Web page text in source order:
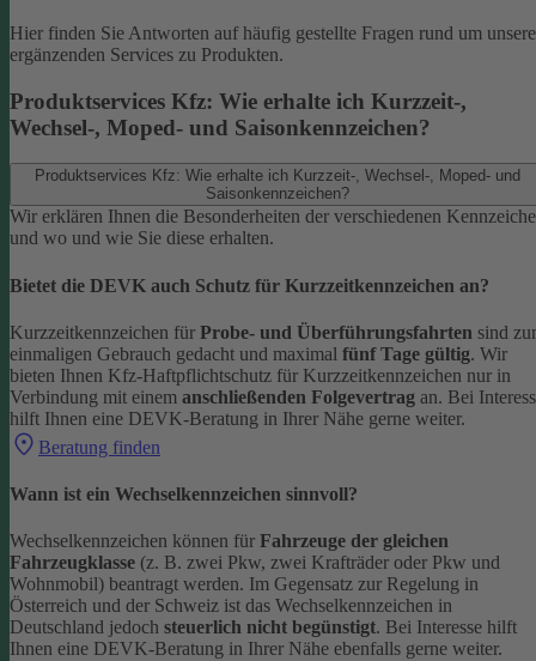
Hier finden Sie Antworten auf häufig gestellte Fragen rund um unsere
ergänzenden Services zu Produkten.
Produktservices Kfz: Wie erhalte ich Kurzzeit-,
Wechsel-, Moped- und Saisonkennzeichen?
Produktservices Kfz: Wie erhalte ich Kurzzeit-, Wechsel-, Moped- und
Saisonkennzeichen?
Wir erklären Ihnen die Besonderheiten der verschiedenen
und wo und wie Sie diese erhalten.
Bietet die DEVK auch Schutz für Kurzzeitkennzeichen an?
Kurzzeitkennzeichen für Probe- und Überführungsfahrten sind
einmaligen Gebrauch gedacht und maximal fünf Tage gültig. Wir
bieten Ihnen Kfz-Haftpflichtschutz für Kurzzeitkennzeichen nur in
Verbindung mit einem anschließenden Folgevertrag an. Bei
hilft Ihnen eine DEVK-Beratung in Ihrer Nähe gerne weiter.
Beratung finden
Wann ist ein Wechselkennzeichen sinnvoll?
Wechselkennzeichen können für Fahrzeuge der gleichen
Fahrzeugklasse (z. B. zwei Pkw, zwei Krafträder oder Pkw und
Wohnmobil) beantragt werden. Im Gegensatz zur Regelung in
Österreich und der Schweiz ist das Wechselkennzeichen in
Deutschland jedoch steuerlich nicht begünstigt. Bei Interesse hilft
Ihnen eine DEVK-Beratung in Ihrer Nähe ebenfalls gerne weiter.